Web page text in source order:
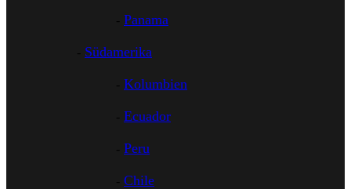
Panama
Südamerika
Kolumbien
Ecuador
Peru
Chile